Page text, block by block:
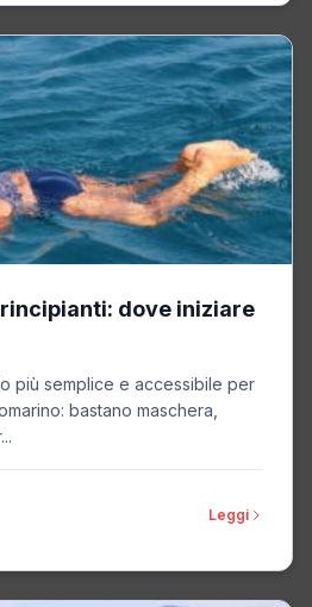
dove iniziare
più semplice e accessibile per
bastano maschera,
Leggi